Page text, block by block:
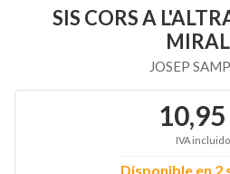
SIS CORS A
JOSEP
IVA incluido
Disponible en 2